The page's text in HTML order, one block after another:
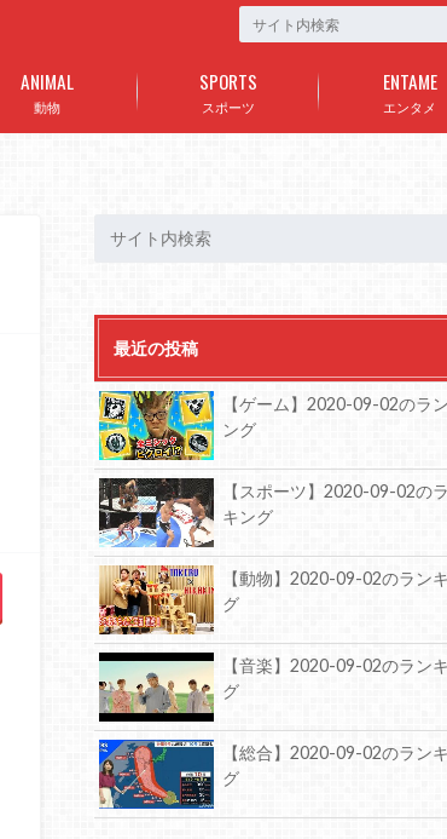
動物
ANIMAL
スポーツ
SPORTS
エンタメ
ENTAME
最近の投稿
【ゲーム】2020-09-02のラ
ング
【スポーツ】2020-09-02の
キング
【動物】2020-09-02のラン
グ
【音楽】2020-09-02のラン
グ
【総合】2020-09-02のラン
グ